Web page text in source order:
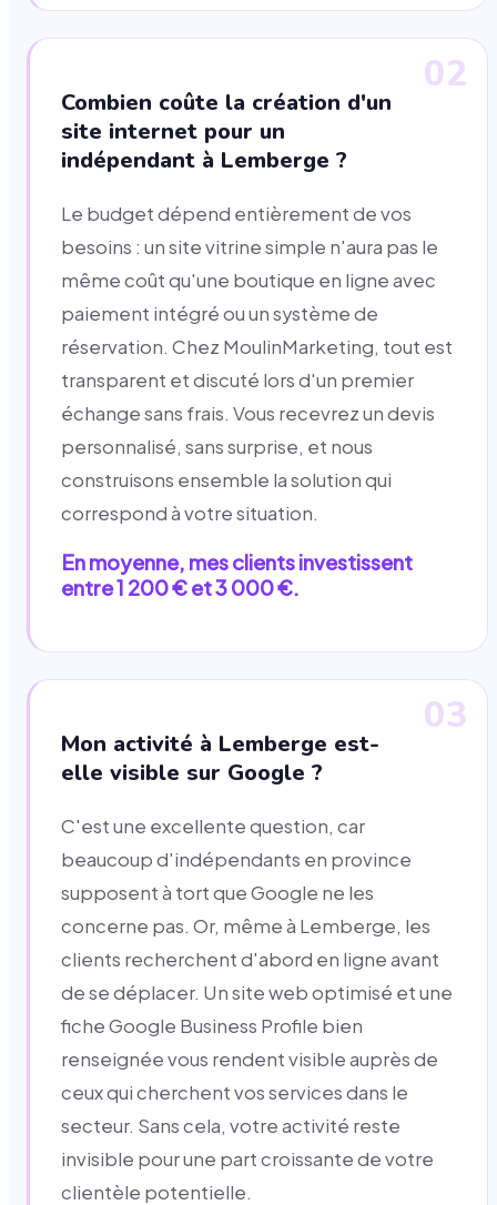
02
Combien coûte la création d'un
site internet pour un
indépendant à Lemberge ?
Le budget dépend entièrement de vos
besoins : un site vitrine simple n'aura pas le
même coût qu'une boutique en ligne avec
paiement intégré ou un système de
réservation. Chez MoulinMarketing, tout est
transparent et discuté lors d'un premier
échange sans frais. Vous recevrez un devis
personnalisé, sans surprise, et nous
construisons ensemble la solution qui
correspond à votre situation.
En moyenne, mes clients investissent
entre 1 200 € et 3 000 €.
03
Mon activité à Lemberge est-
elle visible sur Google ?
C'est une excellente question, car
beaucoup d'indépendants en province
supposent à tort que Google ne les
concerne pas. Or, même à Lemberge, les
clients recherchent d'abord en ligne avant
de se déplacer. Un site web optimisé et une
fiche Google Business Profile bien
renseignée vous rendent visible auprès de
ceux qui cherchent vos services dans le
secteur. Sans cela, votre activité reste
invisible pour une part croissante de votre
clientèle potentielle.